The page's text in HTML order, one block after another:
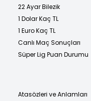
22 Ayar Bilezik
1 Dolar Kaç TL
1 Euro Kaç TL
Canlı Maç Sonuçları
Süper Lig Puan Durumu
Atasözleri ve Anlamları